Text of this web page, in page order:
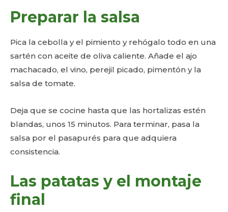
Preparar la salsa
Pica la cebolla y el pimiento y rehógalo todo en una
sartén con aceite de oliva caliente. Añade el ajo
machacado, el vino, perejil picado, pimentón y la
salsa de tomate.
Deja que se cocine hasta que las hortalizas estén
blandas, unos 15 minutos. Para terminar, pasa la
salsa por el pasapurés para que adquiera
consistencia.
Las patatas y el montaje
final